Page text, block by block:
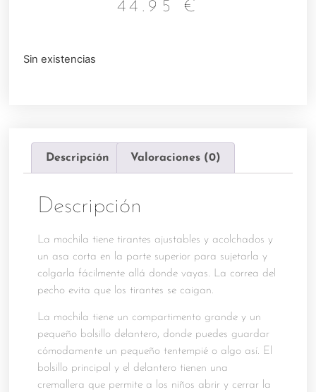
44.95 €
Sin existencias
Descripción Valoraciones (0)
Descripción
La mochila tiene tirantes ajustables y acolchados y
un asa corta en la parte superior para sujetarla y
colgarla fácilmente allá donde vayas. La correa del
pecho evita que los tirantes se caigan.
La mochila tiene un compartimento grande y un
pequeño bolsillo delantero, donde puedes guardar
cómodamente un pequeño tentempié o algo así. El
bolsillo principal y el delantero tienen una
cremallera que permite a los niños abrir y cerrar la